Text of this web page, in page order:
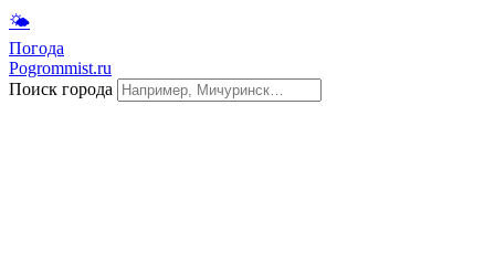
🌤
Погода
Pogrommist.ru
Поиск города